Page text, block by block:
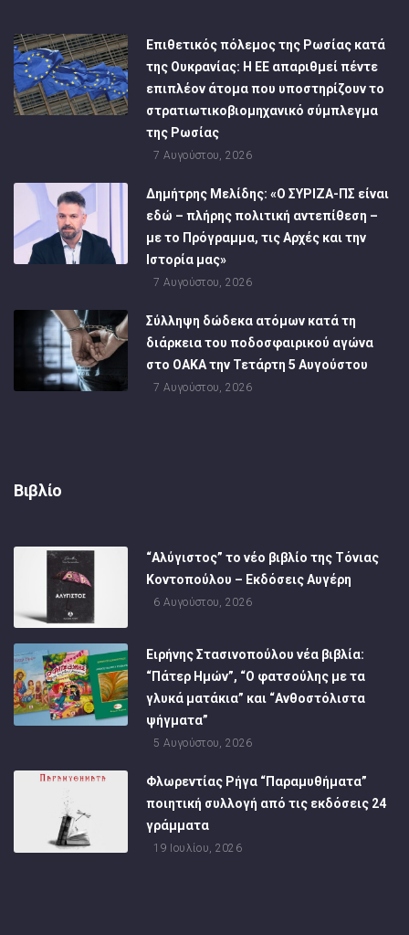
Επιθετικός πόλεμος της Ρωσίας κατά
της Ουκρανίας: Η ΕΕ απαριθμεί πέντε
επιπλέον άτομα που υποστηρίζουν το
στρατιωτικοβιομηχανικό σύμπλεγμα
της Ρωσίας
7 Αυγούστου, 2026
Δημήτρης Μελίδης: «Ο ΣΥΡΙΖΑ-ΠΣ είναι
εδώ – πλήρης πολιτική αντεπίθεση –
με το Πρόγραμμα, τις Αρχές και την
Ιστορία μας»
7 Αυγούστου, 2026
Σύλληψη δώδεκα ατόμων κατά τη
διάρκεια του ποδοσφαιρικού αγώνα
στο ΟΑΚΑ την Τετάρτη 5 Αυγούστου
7 Αυγούστου, 2026
Βιβλίο
“Αλύγιστος” το νέο βιβλίο της Τόνιας
Κοντοπούλου – Εκδόσεις Αυγέρη
6 Αυγούστου, 2026
Ειρήνης Στασινοπούλου νέα βιβλία:
“Πάτερ Ημών”, “Ο φατσούλης με τα
γλυκά ματάκια” και “Ανθοστόλιστα
ψήγματα”
5 Αυγούστου, 2026
Φλωρεντίας Ρήγα “Παραμυθήματα”
ποιητική συλλογή από τις εκδόσεις 24
γράμματα
19 Ιουλίου, 2026